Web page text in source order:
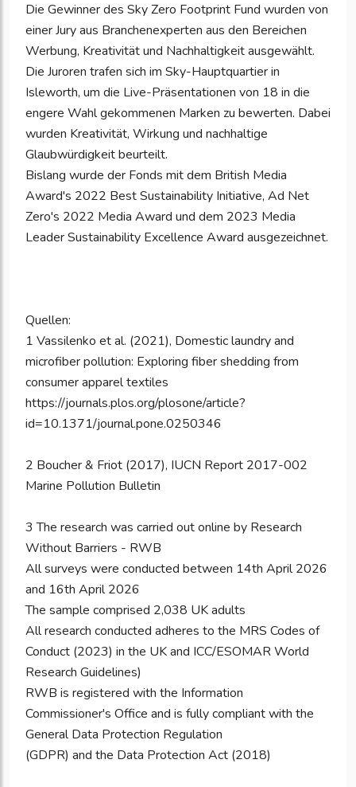
Die Gewinner des Sky Zero Footprint Fund wurden von
einer Jury aus Branchenexperten aus den Bereichen
Werbung, Kreativität und Nachhaltigkeit ausgewählt.
Die Juroren trafen sich im Sky-Hauptquartier in
Isleworth, um die Live-Präsentationen von 18 in die
engere Wahl gekommenen Marken zu bewerten. Dabei
wurden Kreativität, Wirkung und nachhaltige
Glaubwürdigkeit beurteilt.
Bislang wurde der Fonds mit dem British Media
Award's 2022 Best Sustainability Initiative, Ad Net
Zero's 2022 Media Award und dem 2023 Media
Leader Sustainability Excellence Award ausgezeichnet.
Quellen:
1 Vassilenko et al. (2021), Domestic laundry and
microfiber pollution: Exploring fiber shedding from
consumer apparel textiles
https://journals.plos.org/plosone/article?
id=10.1371/journal.pone.0250346
2 Boucher & Friot (2017), IUCN Report 2017-002
Marine Pollution Bulletin
3 The research was carried out online by Research
Without Barriers - RWB
All surveys were conducted between 14th April 2026
and 16th April 2026
The sample comprised 2,038 UK adults
All research conducted adheres to the MRS Codes of
Conduct (2023) in the UK and ICC/ESOMAR World
Research Guidelines)
RWB is registered with the Information
Commissioner's Office and is fully compliant with the
General Data Protection Regulation
(GDPR) and the Data Protection Act (2018)